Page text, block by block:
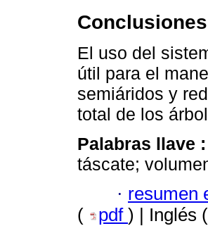
Conclusiones
El uso del
útil para el
semiáridos y
total de los
Palabras llave :
táscate;
· resumen
(
pdf ) | Inglés (